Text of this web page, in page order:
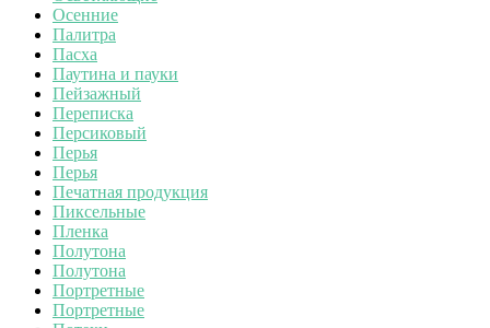
Осенние
Палитра
Пасха
Паутина и пауки
Пейзажный
Переписка
Персиковый
Перья
Перья
Печатная продукция
Пиксельные
Пленка
Полутона
Полутона
Портретные
Портретные